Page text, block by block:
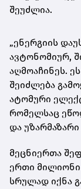
შეუძლია.
„ენერგიის
ავტონომიურ,
აღმოაჩინეს.
შეიძლება
ატომური
რომელსაც
და
მეცნიერთა
ერთი
სრულად იქნა